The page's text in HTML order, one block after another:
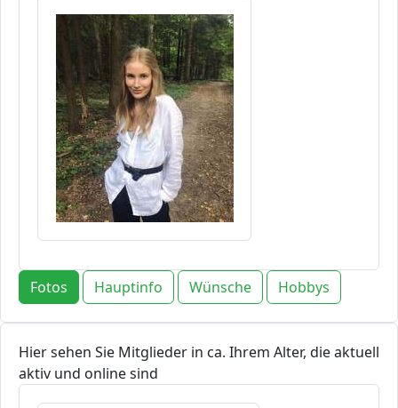
Fotos Hauptinfo Wünsche Hobbys
Hier sehen Sie Mitglieder in ca. Ihrem Alter, die aktuell
aktiv und online sind